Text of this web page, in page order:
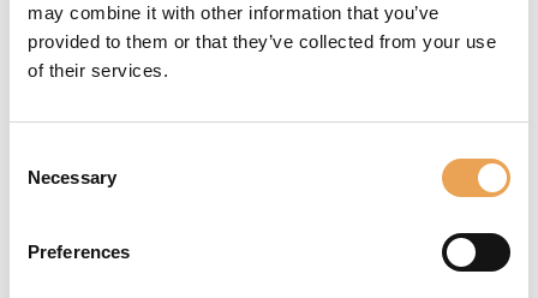
may combine it with other information that you’ve
provided to them or that they’ve collected from your use
of their services.
Selection
Necessary
Preferences
Grâce à nos outils de
gestion des couleurs,
reproduction précise
couleurs, quel que soit
étiquettes, carton